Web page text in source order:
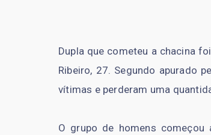
Dupla que cometeu a chacina
Ribeiro, 27. Segundo apurado
vítimas e perderam uma
O grupo de homens começou